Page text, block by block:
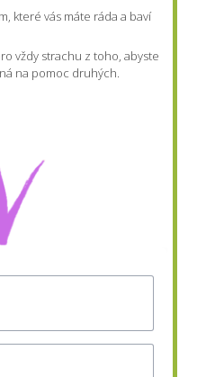
které vás máte ráda a baví
vždy strachu z toho, abyste
na pomoc druhých.